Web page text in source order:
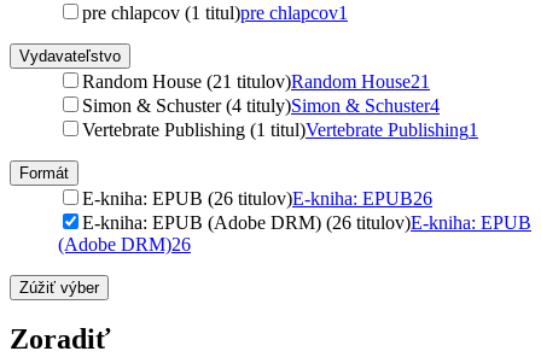
pre chlapcov (1 titul)pre chlapcov1
Vydavateľstvo
Random House (21 titulov)Random House21
Simon & Schuster (4 tituly)Simon & Schuster4
Vertebrate Publishing (1 titul)Vertebrate Publishing1
Formát
E-kniha: EPUB (26 titulov)E-kniha: EPUB26
E-kniha: EPUB (Adobe DRM) (26 titulov)E-kniha: EPUB
(Adobe DRM)26
Zúžiť výber
Zoradiť